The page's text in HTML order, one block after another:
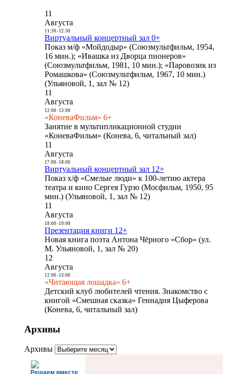
11
Августа
11:30- 12:30
Виртуальный концертный зал 0+
Показ м/ф «Мойдодыр» (Союзмультфильм, 1954,
16 мин.); «Ивашка из Дворца пионеров»
(Союзмультфильм, 1981, 10 мин.); «Паровозик из
Ромашкова» (Союзмультфильм, 1967, 10 мин.)
(Ульяновой, 1, зал № 12)
11
Августа
12:00- 13:00
«КоневаФильм» 6+
Занятие в мультипликационной студии
«КоневаФильм» (Конева, 6, читальный зал)
11
Августа
17:00- 18:00
Виртуальный концертный зал 12+
Показ х/ф «Смелые люди» к 100-летию актера
театра и кино Сергея Гурзо (Мосфильм, 1950, 95
мин.) (Ульяновой, 1, зал № 12)
11
Августа
18:00- 19:00
Презентация книги 12+
Новая книга поэта Антона Чёрного «Сбор» (ул.
М. Ульяновой, 1, зал № 20)
12
Августа
12:00- 13:00
«Читающая лошадка» 6+
Детский клуб любителей чтения. Знакомство с
книгой «Смешная сказка» Геннадия Цыферова
(Конева, 6, читальный зал)
Архивы
Архивы
Решаем вместе